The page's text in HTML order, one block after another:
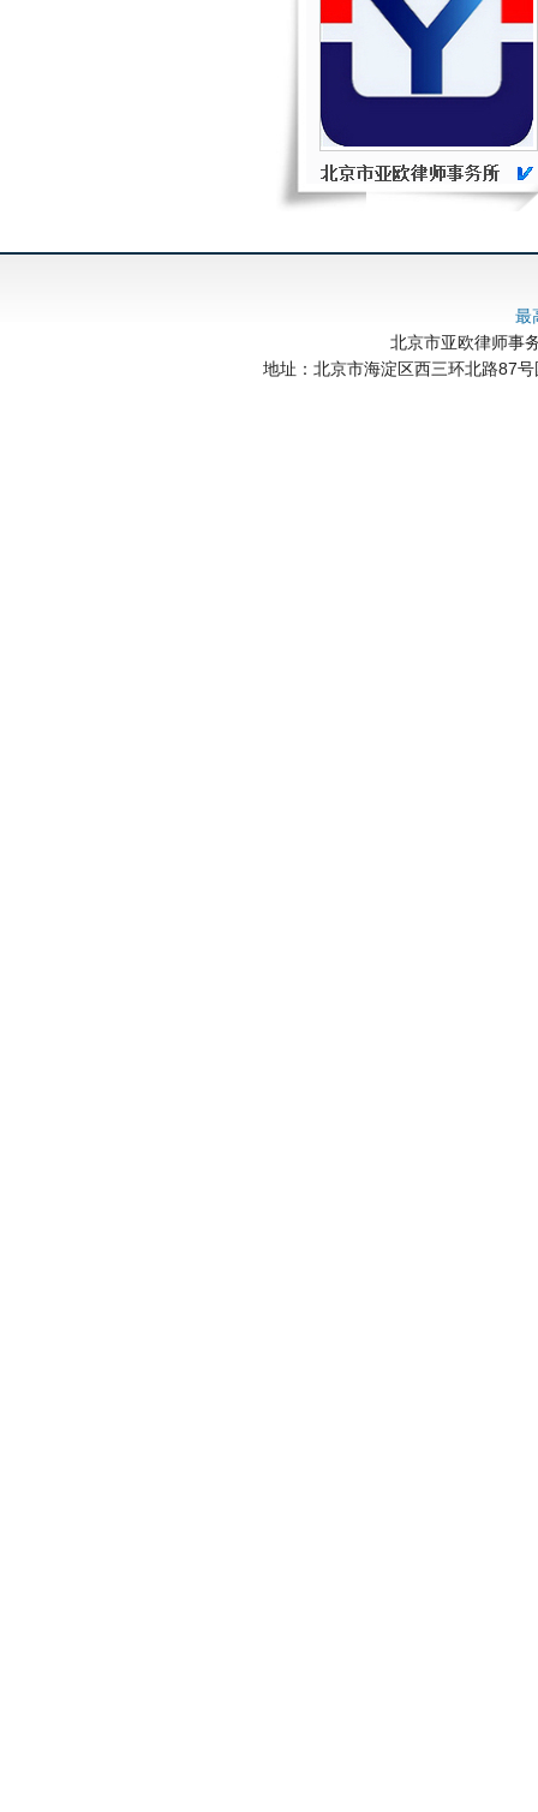
最
北京市亚欧律师事
地址：北京市海淀区西三环北路87